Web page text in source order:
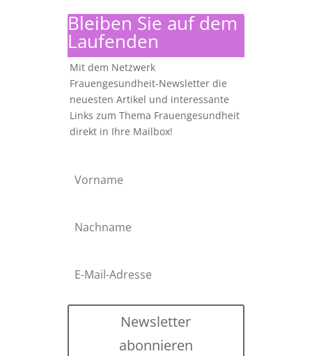
Bleiben Sie auf dem
Laufenden
Mit dem Netzwerk
Frauengesundheit-Newsletter die
neuesten Artikel und interessante
Links zum Thema Frauengesundheit
direkt in Ihre Mailbox!
Newsletter
abonnieren